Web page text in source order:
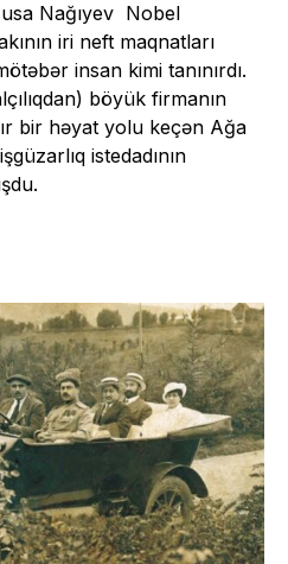
Nağıyev Nobel
iri neft maqnatları
insan kimi tanınırdı.
böyük firmanın
bir həyat yolu keçən Ağa
istedadının